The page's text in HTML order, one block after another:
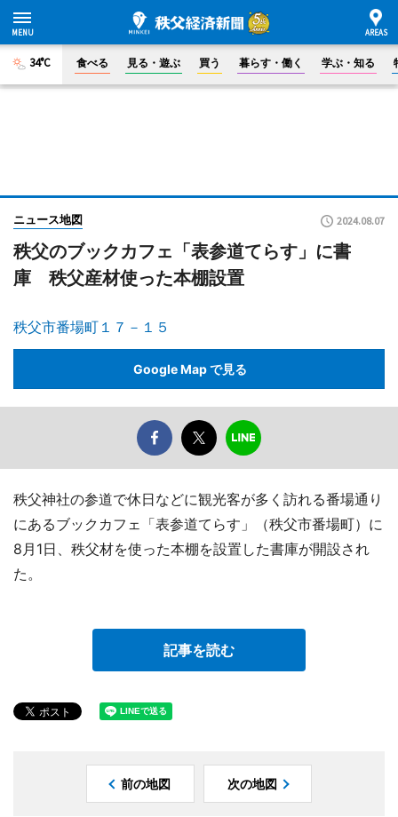
34°C 食べる 見る・遊ぶ 買う 暮らす・働く 学ぶ・知る
ニュース地図 2024.08.07
秩父のブックカフェ「表参道てらす」に書
庫 秩父産材使った本棚設置
秩父市番場町１７－１５
Google Map で見る
秩父神社の参道で休日などに観光客が多く訪れる番場通り
にあるブックカフェ「表参道てらす」（秩父市番場町）に
8月1日、秩父材を使った本棚を設置した書庫が開設され
た。
記事を読む
前の地図 次の地図